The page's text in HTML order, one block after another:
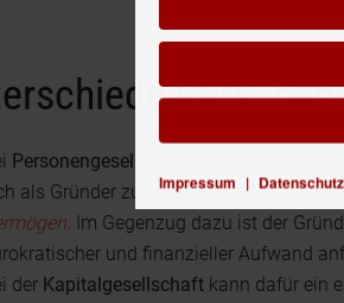
Personengesellschaften
als Gründer zusammentun. Deshalb
. Im Gegenzug dazu ist der
und finanzieller Aufwand
der Kapitalgesellschaft kann dafür ein
Impressum |